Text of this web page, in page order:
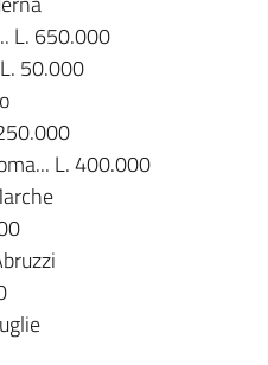
L. 650.000
50.000
L. 400.000